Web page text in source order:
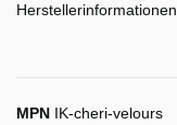
Herstellerinformationen
MPN IK-cheri-velours